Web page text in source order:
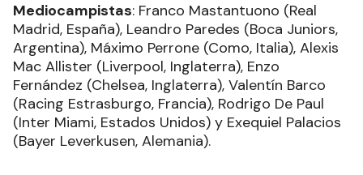
Mediocampistas: Franco Mastantuono (Real
Madrid, España), Leandro Paredes (Boca Juniors,
Argentina), Máximo Perrone (Como, Italia), Alexis
Mac Allister (Liverpool, Inglaterra), Enzo
Fernández (Chelsea, Inglaterra), Valentín Barco
(Racing Estrasburgo, Francia), Rodrigo De Paul
(Inter Miami, Estados Unidos) y Exequiel Palacios
(Bayer Leverkusen, Alemania).